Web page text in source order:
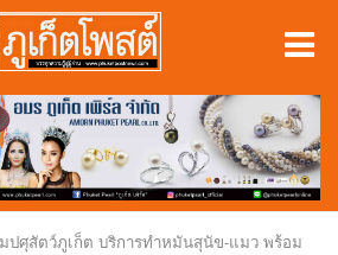
ปศุสัตว์ภูเก็ต บริการทำหมันสุนัข-แมว พร้อม